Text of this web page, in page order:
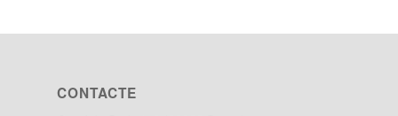
CONTACTE